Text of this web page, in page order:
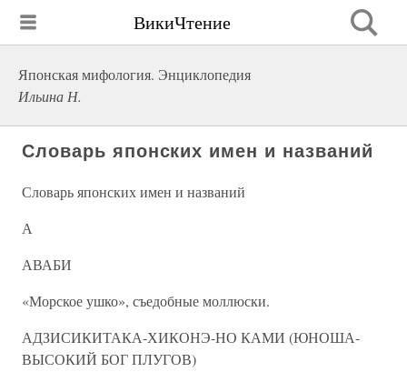
ВикиЧтение
Японская мифология. Энциклопедия
Ильина Н.
Словарь японских имен и названий
Словарь японских имен и названий
А
АВАБИ
«Морское ушко», съедобные моллюски.
АДЗИСИКИТАКА-ХИКОНЭ-НО КАМИ (ЮНОША-
ВЫСОКИЙ БОГ ПЛУГОВ)